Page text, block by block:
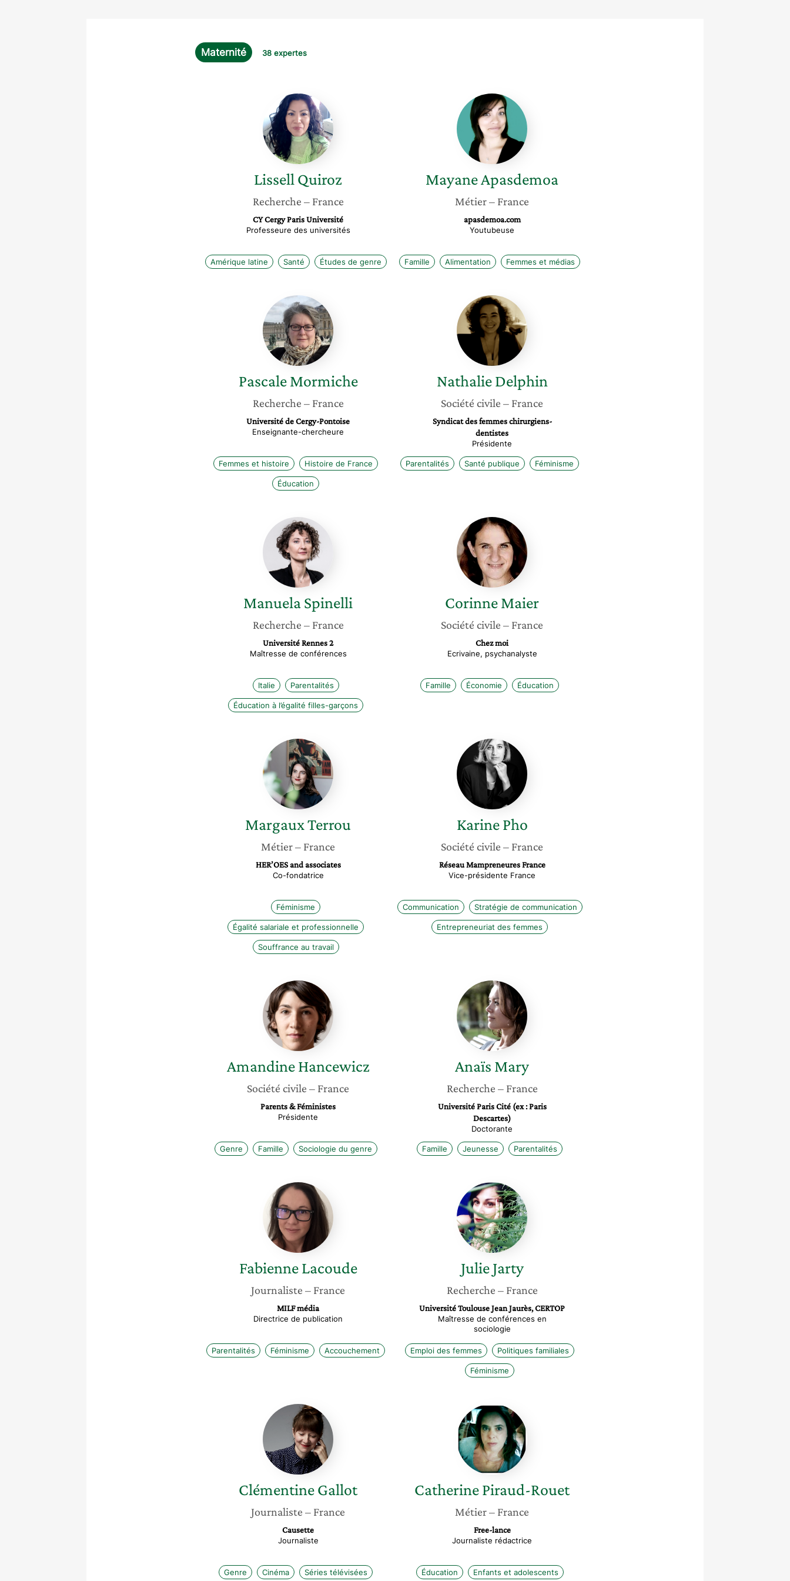
Maternité 38 expertes
Lissell
Quiroz
Lissell Quiroz
Recherche – France
CY Cergy Paris Université
Professeure des universités
Amérique latine Santé Études de genre
Mayane
Apasdemoa
MayaneApasdemoa
Métier– France
apasdemoa.com
Youtubeuse
Famille Alimentation Femmes et médias
Pascale
Mormiche
Pascale Mormiche
Recherche – France
Université de Cergy-Pontoise
Enseignante-chercheure
Femmes et histoire Histoire de France
Éducation
Nathalie
Delphin
Nathalie Delphin
Société civile – France
Syndicat des femmes chirurgiens-
dentistes
Présidente
Parentalités Santé publique Féminisme
Manuela
Spinelli
ManuelaSpinelli
Recherche – France
Université Rennes 2
Maîtresse de conférences
Italie Parentalités
Éducation à l’égalité filles-garçons
Corinne
Maier
CorinneMaier
Société civile – France
Chez moi
Ecrivaine, psychanalyste
Famille Économie Éducation
Margaux
Terrou
MargauxTerrou
Métier– France
HER’OES and associates
Co-fondatrice
Féminisme
Égalité salariale et professionnelle
Souffrance au travail
Karine
Pho
Karine Pho
Société civile – France
Réseau Mampreneures France
Vice-présidente France
Communication Stratégie de communication
Entrepreneuriat des femmes
Amandine
Hancewicz
Amandine Hancewicz
Société civile – France
Parents & Féministes
Présidente
Genre Famille Sociologie du genre
Anaïs
Mary
Anaïs Mary
Recherche – France
Université Paris Cité (ex : Paris
Descartes)
Doctorante
Famille Jeunesse Parentalités
Fabienne
Lacoude
Fabienne Lacoude
Journaliste – France
MILF média
Directrice de publication
Parentalités Féminisme Accouchement
Julie
Jarty
Julie Jarty
Recherche – France
Université Toulouse Jean Jaurès, CERTOP
Maîtresse de conférences en
sociologie
Emploi des femmes Politiques familiales
Féminisme
Clémentine
Gallot
ClémentineGallot
Journaliste – France
Causette
Journaliste
Genre Cinéma Séries télévisées
Catherine
Piraud-
Rouet
CatherinePiraud-Rouet
Métier– France
Free-lance
Journaliste rédactrice
Éducation Enfants et adolescents